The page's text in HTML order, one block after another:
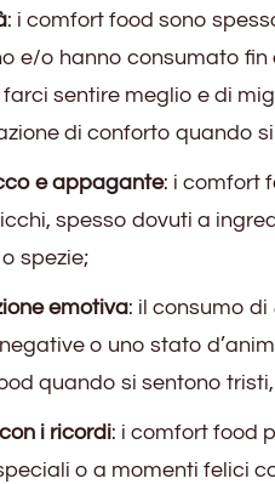
: i comfort food sono
e/o hanno consumato fin
sentire meglio e di
di conforto quando
e appagante: i comfort
spesso dovuti a
spezie;
emotiva: il consumo di
o uno stato
quando si sentono
i ricordi: i comfort food
o a momenti felici